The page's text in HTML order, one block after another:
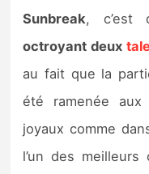
Sunbreak, c’est
octroyant deux
au fait que la
été ramenée aux
joyaux comme
l’un des